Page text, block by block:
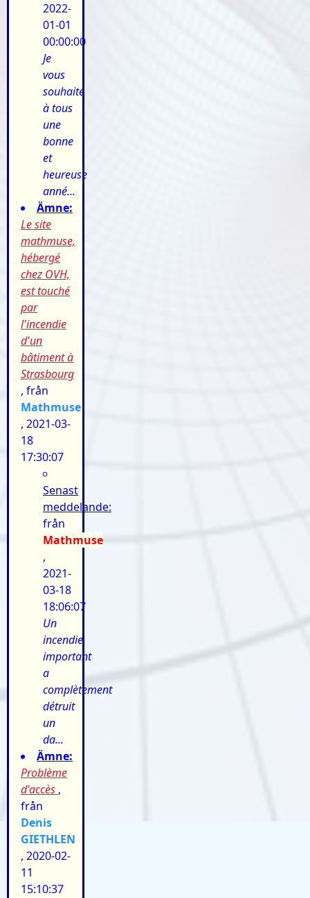
2022-
01-01
00:00:00
Je
vous
souhaite
à tous
une
bonne
et
heureuse
anné...
Ämne:
Le site
mathmuse,
hébergé
chez OVH,
est touché
par
l'incendie
d'un
bâtiment à
Strasbourg
, från
Mathmuse
, 2021-03-
18
17:30:07
Senast
meddelande:
från
Mathmuse
,
2021-
03-18
18:06:07
Un
incendie
important
a
complètement
détruit
un
da...
Ämne:
Problème
d'accès ,
från
Denis
GIETHLEN
, 2020-02-
11
15:10:37